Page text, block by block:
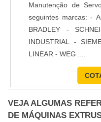
Manutenção de
seguintes marcas: -
BRADLEY -
INDUSTRIAL -
LINEAR - WEG ....
VEJA ALGUMAS
DE MÁQUINAS